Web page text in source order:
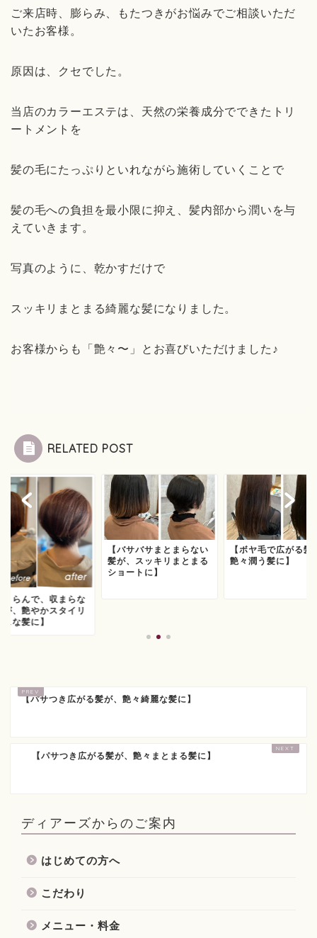
ご来店時、膨らみ、もたつきがお悩みでご相談いただ
いたお客様。
原因は、クセでした。
当店のカラーエステは、天然の栄養成分でできたトリ
ートメントを
髪の毛にたっぷりといれながら施術していくことで
髪の毛への負担を最小限に抑え、髪内部から潤いを与
えていきます。
写真のように、乾かすだけで
スッキリまとまる綺麗な髪になりました。
お客様からも「艶々〜」とお喜びいただけました♪
RELATED POST
くらんで、収まらな
が、艶やかスタイリ
な髪に】
【バサバサまとまらない
髪が、スッキリまとまる
ショートに】
【ボヤ毛で広がる髪
艶々潤う髪に】
【パサつき広がる髪が、艶々綺麗な髪に】
【パサつき広がる髪が、艶々まとまる髪に】
ディアーズからのご案内
はじめての方へ
こだわり
メニュー・料金